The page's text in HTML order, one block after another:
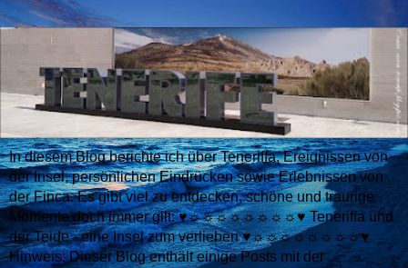
In diesem Blog berichte ich über Teneriffa, Ereignissen von
der Insel, persönlichen Eindrücken sowie Erlebnissen von
der Finca. Es gibt viel zu entdecken, schöne und traurige
Momente doch immer gilt: ♥☼☼☼☼☼☼☼☼♥ Teneriffa und
der Teide - eine Insel zum verlieben ♥☼☼☼☼☼☼☼☼♥
Hinweis: Dieser Blog enthält einige Posts mit der